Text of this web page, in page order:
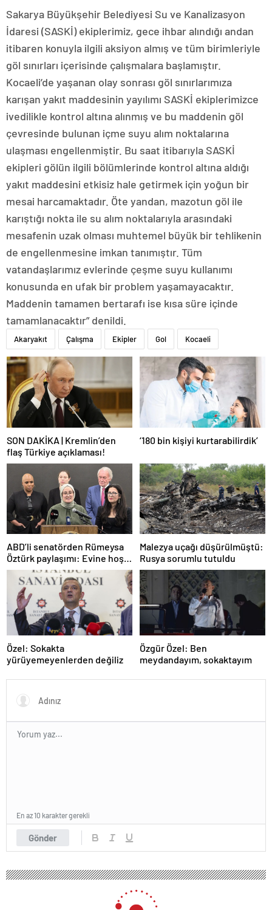
Sakarya Büyükşehir Belediyesi Su ve Kanalizasyon
İdaresi (SASKİ) ekiplerimiz, gece ihbar alındığı andan
itibaren konuyla ilgili aksiyon almış ve tüm birimleriyle
göl sınırları içerisinde çalışmalara başlamıştır.
Kocaeli’de yaşanan olay sonrası göl sınırlarımıza
karışan yakıt maddesinin yayılımı SASKİ ekiplerimizce
ivedilikle kontrol altına alınmış ve bu maddenin göl
çevresinde bulunan içme suyu alım noktalarına
ulaşması engellenmiştir. Bu saat itibarıyla SASKİ
ekipleri gölün ilgili bölümlerinde kontrol altına aldığı
yakıt maddesini etkisiz hale getirmek için yoğun bir
mesai harcamaktadır. Öte yandan, mazotun göl ile
karıştığı nokta ile su alım noktalarıyla arasındaki
mesafenin uzak olması muhtemel büyük bir tehlikenin
de engellenmesine imkan tanımıştır. Tüm
vatandaşlarımız evlerinde çeşme suyu kullanımı
konusunda en ufak bir problem yaşamayacaktır.
Maddenin tamamen bertarafı ise kısa süre içinde
tamamlanacaktır” denildi.
Akaryakıt Çalışma Ekipler Gol Kocaeli
SON DAKİKA | Kremlin’den
flaş Türkiye açıklaması!
‘180 bin kişiyi kurtarabilirdik’
ABD’li senatörden Rümeysa
Öztürk paylaşımı: Evine hoş
geldin!
Malezya uçağı düşürülmüştü:
Rusya sorumlu tutuldu
Özel: Sokakta
yürüyemeyenlerden değiliz
Özgür Özel: Ben
meydandayım, sokaktayım
Gönder
En az 10 karakter gerekli